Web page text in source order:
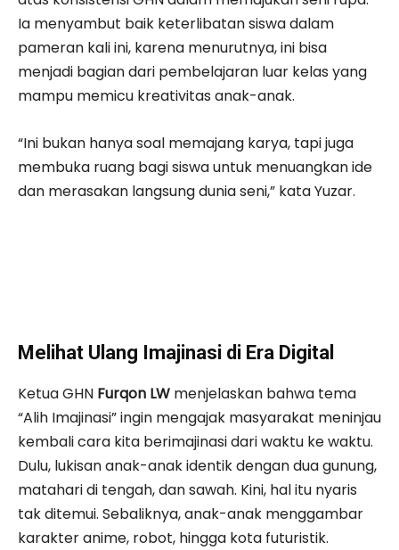
Ia menyambut baik keterlibatan siswa dalam
pameran kali ini, karena menurutnya, ini bisa
menjadi bagian dari pembelajaran luar kelas yang
mampu memicu kreativitas anak-anak.
“Ini bukan hanya soal memajang karya, tapi juga
membuka ruang bagi siswa untuk menuangkan ide
dan merasakan langsung dunia seni,” kata Yuzar.
Melihat Ulang Imajinasi di Era Digital
Ketua GHN Furqon LW menjelaskan bahwa tema
“Alih Imajinasi” ingin mengajak masyarakat meninjau
kembali cara kita berimajinasi dari waktu ke waktu.
Dulu, lukisan anak-anak identik dengan dua gunung,
matahari di tengah, dan sawah. Kini, hal itu nyaris
tak ditemui. Sebaliknya, anak-anak menggambar
karakter anime, robot, hingga kota futuristik.